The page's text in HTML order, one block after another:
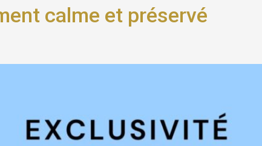
calme et préservé